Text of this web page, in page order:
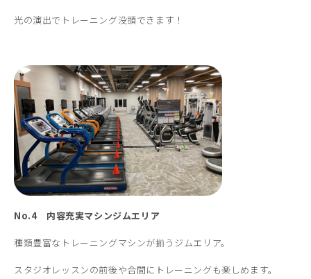
光の演出でトレーニング没頭できます！
No.4 内容充実マシンジムエリア
種類豊富なトレーニングマシンが揃うジムエリア。
スタジオレッスンの前後や合間にトレーニングも楽しめます。